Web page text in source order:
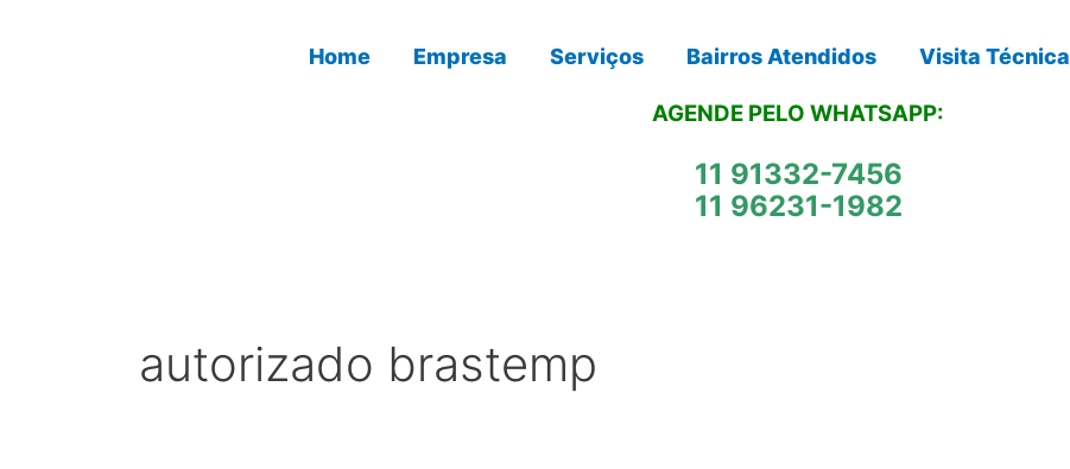
Home Empresa Serviços Bairros Atendidos Visita Técnica
AGENDE PELO WHATSAPP:
11 91332-7456
11 96231-1982
autorizado brastemp